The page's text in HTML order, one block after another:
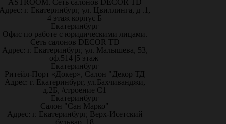
ASTROOM. Сеть салонов DECOR TD
г. Екатеринбург, ул. Цвиллинга, д .1,
4 этаж корпус Б
Екатеринбург
Офис по работе с юридическими лицами.
Сеть салонов DECOR TD
Адрес: г. Екатеринбург, ул. Малышева, 53,
оф.514 |5 этаж|
Екатеринбург
Ритейл-Порт «Докер», Салон "Декор ТД
Адрес: г. Екатеринбург, ул.Бахчиванджи,
д.2Б, /строение С1
Екатеринбург
Салон "Сан Марко"
Адрес: г. Екатеринбург, Верх-Исетский